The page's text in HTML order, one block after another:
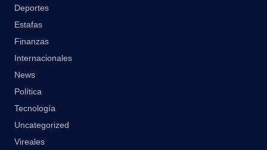
Deportes
Estafas
Finanzas
Internacionales
News
Política
Tecnología
Uncategorized
Vireales